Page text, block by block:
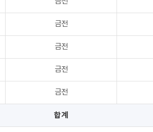
금전
금전
금전
금전
합 계